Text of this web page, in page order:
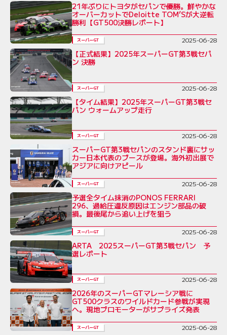
21年ぶりにトヨタがセパンで優勝。鮮やかな
オーバーカットでDeloitte TOM’Sが大逆転
勝利【GT500決勝レポート】
スーパーGT 2025-06-28
【正式結果】2025年スーパーGT第3戦セパ
ン 決勝
スーパーGT 2025-06-28
【タイム結果】2025年スーパーGT第3戦セ
パン ウォームアップ走行
スーパーGT 2025-06-28
スーパーGT第3戦セパンのスタンド裏にサッ
カー日本代表のブースが登場。海外初出展で
アジアに向けアピール
スーパーGT 2025-06-28
予選全タイム抹消のPONOS FERRARI
296、過給圧違反原因はエンジン部品の破
損。最後尾から追い上げを狙う
スーパーGT 2025-06-28
ARTA 2025スーパーGT第3戦セパン 予
選レポート
スーパーGT 2025-06-28
2026年のスーパーGTマレーシア戦に
GT500クラスのワイルドカード参戦が実現
へ。現地プロモーターがサプライズ発表
スーパーGT 2025-06-28